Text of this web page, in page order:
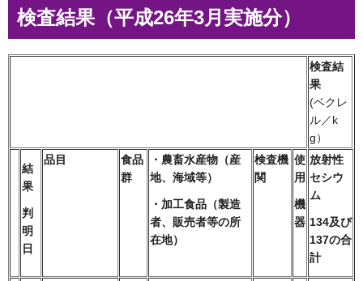
検査結果（平成26年3月実施分）
検査結
果
(ベクレ
ル／k
g）
結
果
判
明
日
品目
食品
群
・農畜水産物 （産
地、海域等）
・加工食品 （製造
者、 販売者等の所
在地）
検査機
関
使
用
機
器
放射性
セシウ
ム
134及び
137の合
計